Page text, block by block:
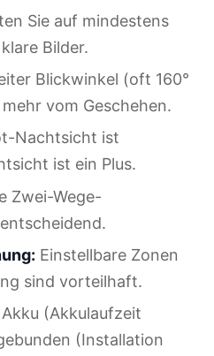
Sie auf mindestens
Bilder.
Blickwinkel (oft 160°
vom Geschehen.
Nachtsicht ist
ist ein Plus.
Zwei-Wege-
Einstellbare Zonen
sind vorteilhaft.
Akku (Akkulaufzeit
(Installation